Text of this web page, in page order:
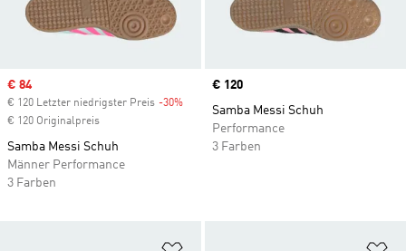
Sale price
€ 84
€ 120 Letzter niedrigster Preis -30% Discount
€ 120 Originalpreis
Samba Messi Schuh
Männer Performance
3 Farben
Price
€ 120
Samba Messi Schuh
Performance
3 Farben